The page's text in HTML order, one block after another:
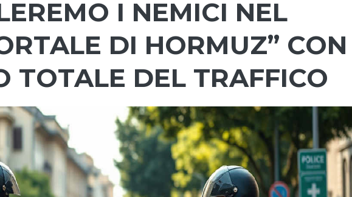
I NEMICI NEL
DI HORMUZ” CON
TOTALE DEL TRAFFICO